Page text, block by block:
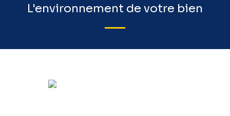
L'environnement de votre bien